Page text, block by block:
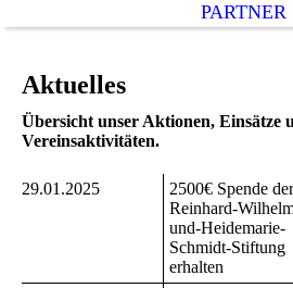
PARTNER
Aktuelles
Übersicht unser Aktionen, Einsätze
Vereinsaktivitäten.
29.01.2025
2500€ Spende der
Reinhard-
und-Heidemarie-
Schmidt-Stiftung
erhalten